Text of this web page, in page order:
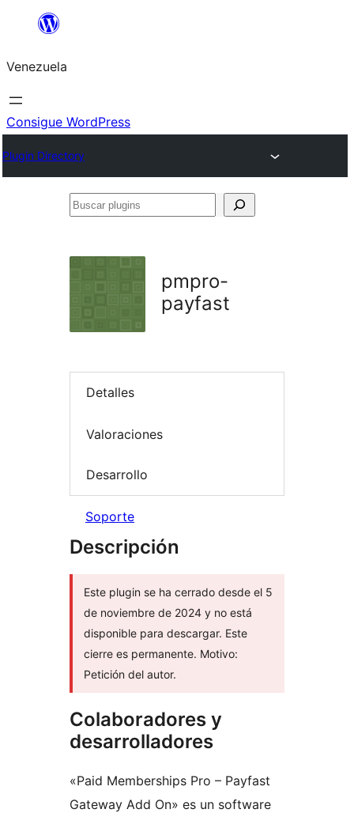
Saltar
contenido
Venezuela
Consigue WordPress
Plugin Directory
Buscar
pmpro-
payfast
Detalles
Valoraciones
Desarrollo
Soporte
Descripción
Este plugin se ha cerrado desde el 5
de noviembre de 2024 y no está
disponible para descargar. Este
cierre es permanente. Motivo:
Petición del autor.
Colaboradores y
desarrolladores
«Paid Memberships Pro – Payfast
Gateway Add On» es un software